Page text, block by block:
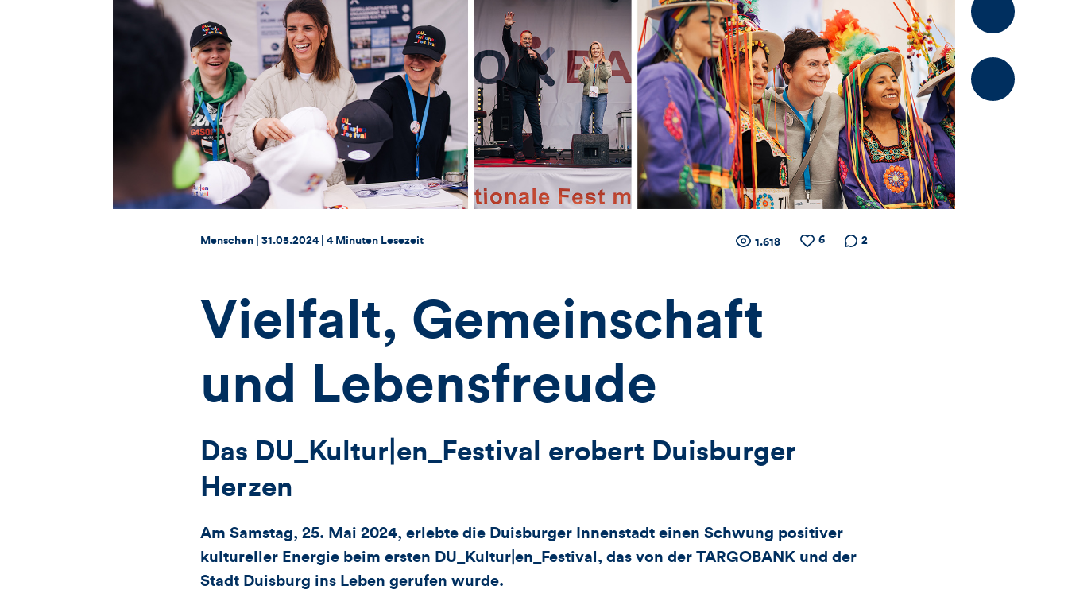
Thema:
Menschen | Datum:
31.05.2024| 4 Minuten Lesezeit
Zähler
für
Views,
dieses
Artikels
Anzahl
1.618
Anzahl
6
Anzahl der
2
Vielfalt, Gemeinschaft
und Lebensfreude
Das DU_Kultur|en_Festival erobert Duisburger
Herzen
Am Samstag, 25. Mai 2024, erlebte die Duisburger Innenstadt einen Schwung positiver
kultureller Energie beim ersten DU_Kultur|en_Festival, das von der TARGOBANK und der
Stadt Duisburg ins Leben gerufen wurde.